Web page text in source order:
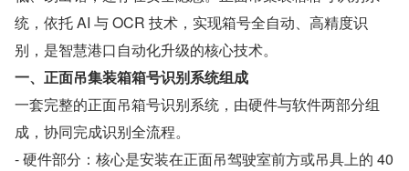
统，依托 AI 与 OCR 技术，实现箱号全自动、高精度识
别，是智慧港口自动化升级的核心技术。
一、正面吊集装箱箱号识别系统组成
一套完整的正面吊箱号识别系统，由硬件与软件两部分组
成，协同完成识别全流程。
- 硬件部分：核心是安装在正面吊驾驶室前方或吊具上的 40